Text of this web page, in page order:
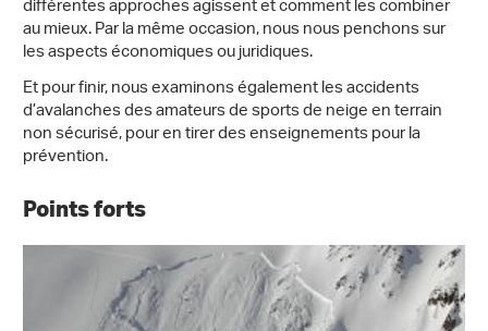
différentes approches agissent et comment les combiner
au mieux. Par la même occasion, nous nous penchons sur
les aspects économiques ou juridiques.
Et pour finir, nous examinons également les accidents
d’avalanches des amateurs de sports de neige en terrain
non sécurisé, pour en tirer des enseignements pour la
prévention.
Points forts